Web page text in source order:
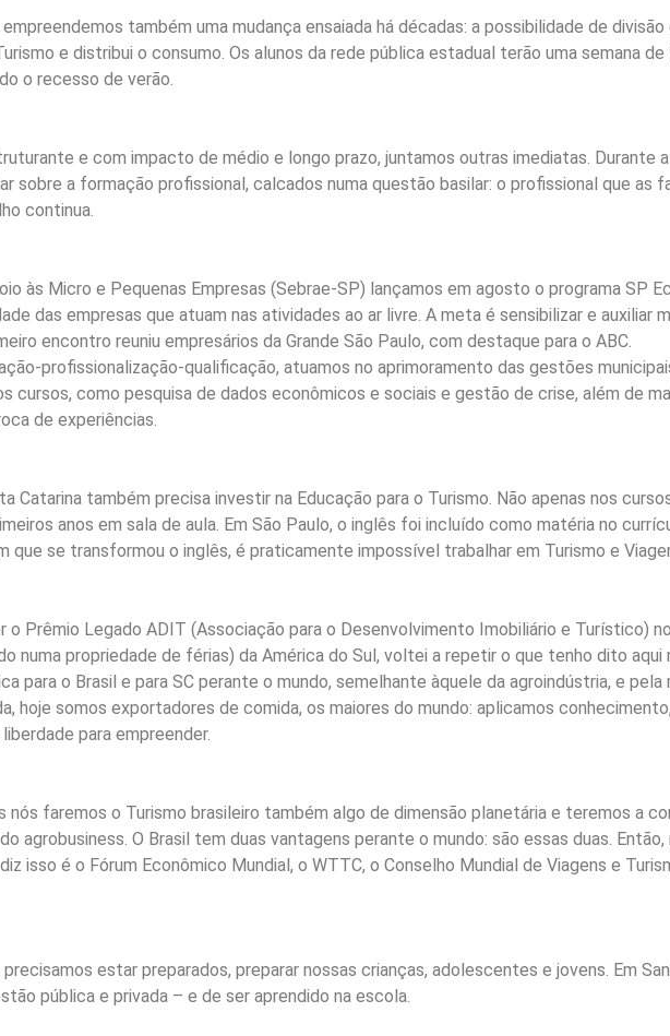
também uma mudança ensaiada há décadas: a possibilidade de
e distribui o consumo. Os alunos da rede pública estadual terão uma semana
o recesso de verão.
e com impacto de médio e longo prazo, juntamos outras imediatas. Durante
sobre a formação profissional, calcados numa questão basilar: o profissional que as
continua.
às Micro e Pequenas Empresas (Sebrae-SP) lançamos em agosto o programa SP
das empresas que atuam nas atividades ao ar livre. A meta é sensibilizar e auxiliar
encontro reuniu empresários da Grande São Paulo, com destaque para o ABC.
profissionalização-qualificação, atuamos no aprimoramento das gestões
cursos, como pesquisa de dados econômicos e sociais e gestão de crise, além de
de experiências.
Catarina também precisa investir na Educação para o Turismo. Não apenas nos
anos em sala de aula. Em São Paulo, o inglês foi incluído como matéria no
que se transformou o inglês, é praticamente impossível trabalhar em Turismo e
o Prêmio Legado ADIT (Associação para o Desenvolvimento Imobiliário e Turístico)
numa propriedade de férias) da América do Sul, voltei a repetir o que tenho dito
para o Brasil e para SC perante o mundo, semelhante àquele da agroindústria, e pela
hoje somos exportadores de comida, os maiores do mundo: aplicamos
para empreender.
nós faremos o Turismo brasileiro também algo de dimensão planetária e teremos a
agrobusiness. O Brasil tem duas vantagens perante o mundo: são essas duas.
isso é o Fórum Econômico Mundial, o WTTC, o Conselho Mundial de Viagens e
estar preparados, preparar nossas crianças, adolescentes e jovens. Em
pública e privada – e de ser aprendido na escola.